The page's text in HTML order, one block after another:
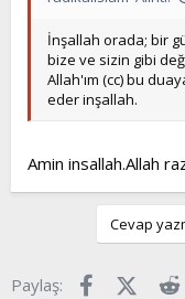
İnşallah orada; bir
bize ve sizin gibi
Allah'ım (cc) bu
eder inşallah.
Amin insallah.Allah
Cevap
Paylaş: Facebook
X